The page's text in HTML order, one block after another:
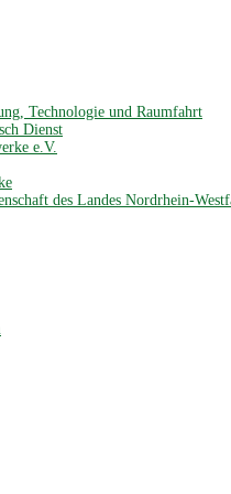
Technologie und Raumfahrt
Dienst
e.V.
des Landes Nordrhein-